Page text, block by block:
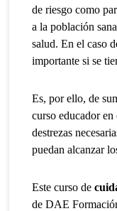
de riesgo como
a la población
salud. En el caso
importante si se
Es, por ello, de
curso educador
destrezas
puedan alcanzar
Este curso de
de DAE